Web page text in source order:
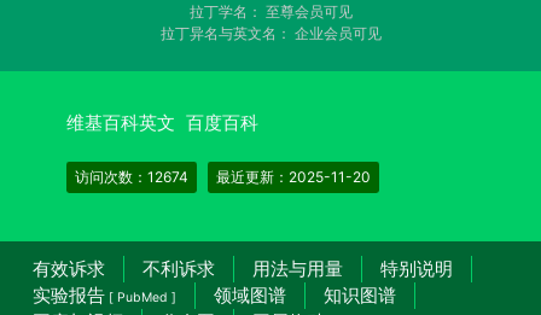
拉丁学名： 至尊会员可见
拉丁异名与英文名： 企业会员可见
维基百科英文 百度百科
访问次数：12674 最近更新：2025-11-20
有效诉求 不利诉求 用法与用量
特别说明
实验报告 [ PubMed ] 领域图谱
知识图谱